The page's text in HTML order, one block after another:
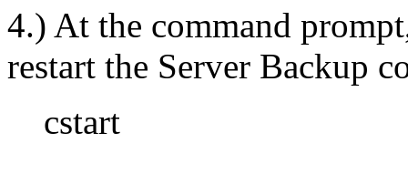
4.) At the command
restart the Server Backup
cstart